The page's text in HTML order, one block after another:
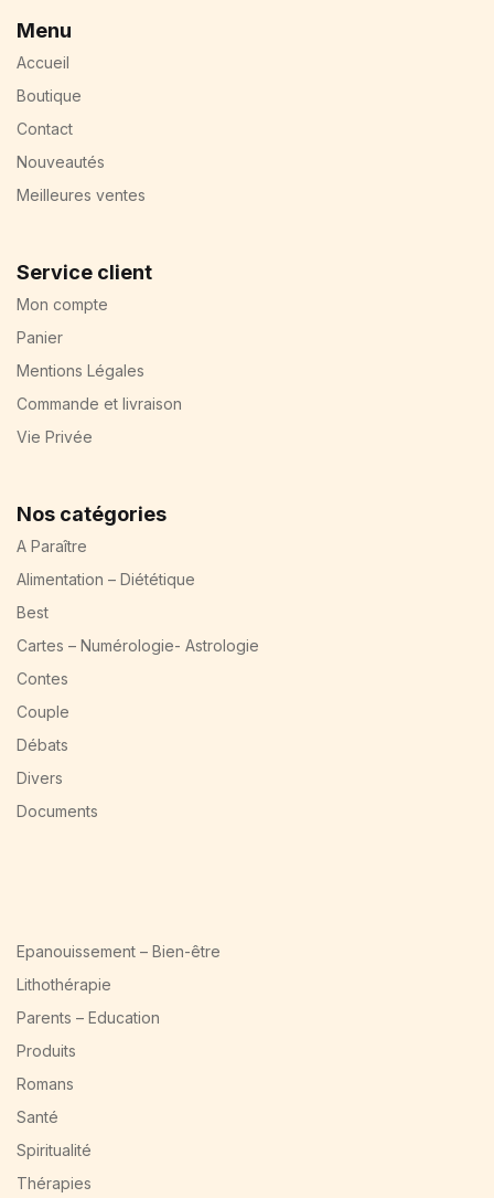
Menu
Accueil
Boutique
Contact
Nouveautés
Meilleures ventes
Service client
Mon compte
Panier
Mentions Légales
Commande et livraison
Vie Privée
Nos catégories
A Paraître
Alimentation – Diététique
Best
Cartes – Numérologie- Astrologie
Contes
Couple
Débats
Divers
Documents
Epanouissement – Bien-être
Lithothérapie
Parents – Education
Produits
Romans
Santé
Spiritualité
Thérapies